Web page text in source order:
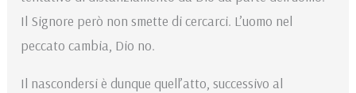
Il Signore però non smette di cercarci. L’uomo nel
peccato cambia, Dio no.
Il nascondersi è dunque quell’atto, successivo al